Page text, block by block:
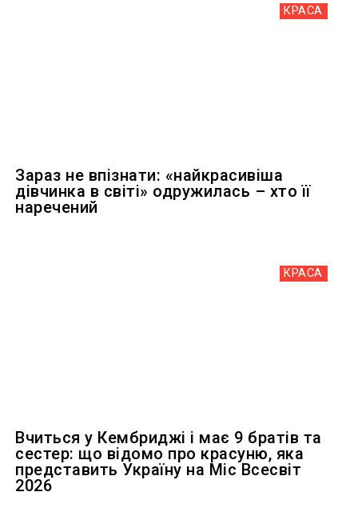
КРАСА
Зараз не впізнати: «найкрасивіша
дівчинка в світі» одружилась – хто її
наречений
КРАСА
Вчиться у Кембриджі і має 9 братів та
сестер: що відомо про красуню, яка
представить Україну на Міс Всесвіт
2026